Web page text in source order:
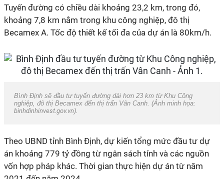
Tuyến đường có chiều dài khoảng 23,2 km, trong đó,
khoảng 7,8 km nằm trong khu công nghiệp, đô thị
Becamex A. Tốc độ thiết kế tối đa của dự án là 80km/h.
Bình Định sẽ đầu tư tuyến đường dài hơn 23 km từ Khu Công
nghiệp, đô thị Becamex đến thị trấn Vân Canh. (Ảnh minh họa:
binhdinhinvest.gov.vn).
Theo UBND tỉnh Bình Định, dự kiến tổng mức đầu tư dự
án khoảng 779 tỷ đồng từ ngân sách tỉnh và các nguồn
vốn hợp pháp khác. Thời gian thực hiện dự án từ năm